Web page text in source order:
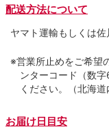
配送方法について
ヤマト運輸もしくは佐
※営業所止めをご希望
ンターコード（数
ください。（北海道
お届け日目安